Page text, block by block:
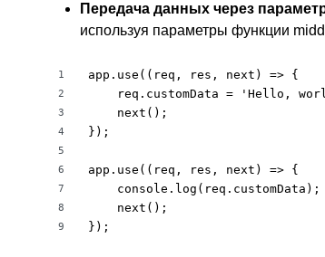
Передача данных через
используя параметры функции
1
2
3
4
5
6
7
8
9
app.use((req, res, next) => {
req.customData = 'Hello,
    next();
});
app.use((req, res, next) => {
    next();
});